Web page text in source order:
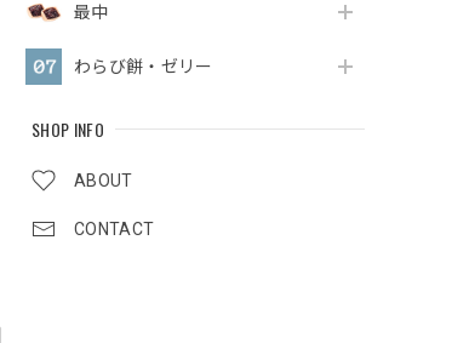
最中
わらび餅・ゼリー
SHOP INFO
ABOUT
CONTACT